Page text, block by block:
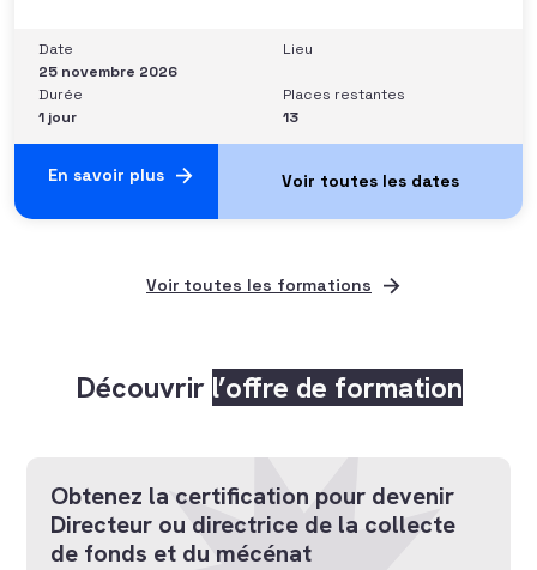
conviction et sur quoi elle se fonde (mots, attitude, …),
quelle est sa situation de
Date
25 novembre 2026
Lieu
Durée
1 jour
Places restantes
13
En savoir plus
Voir toutes les formations
Découvrir l’offre de formation
Obtenez la certification pour devenir
Directeur ou directrice de la collecte
de fonds et du mécénat